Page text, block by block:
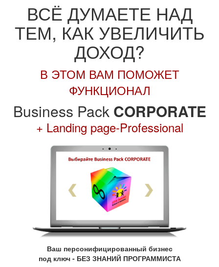
ВСЁ ДУМАЕТЕ НАД
ТЕМ, КАК УВЕЛИЧИТЬ
ДОХОД?
В ЭТОМ ВАМ ПОМОЖЕТ
ФУНКЦИОНАЛ
Business Pack CORPORATE
+ Landing page-Professional
Ваш персонифицированный бизнес
под ключ - БЕЗ ЗНАНИЙ ПРОГРАММИСТА